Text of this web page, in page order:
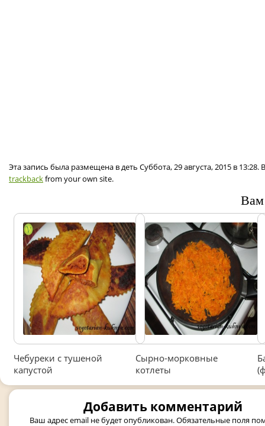
Эта запись была размещена в деть Суббота, 29 августа, 2015 в
trackbackfrom your own site.
Вам
Чебуреки с тушеной
капустой
Сырно-морковные
котлеты
Добавить комментарий
Ваш адрес email не будет опубликован.Обязательные поля